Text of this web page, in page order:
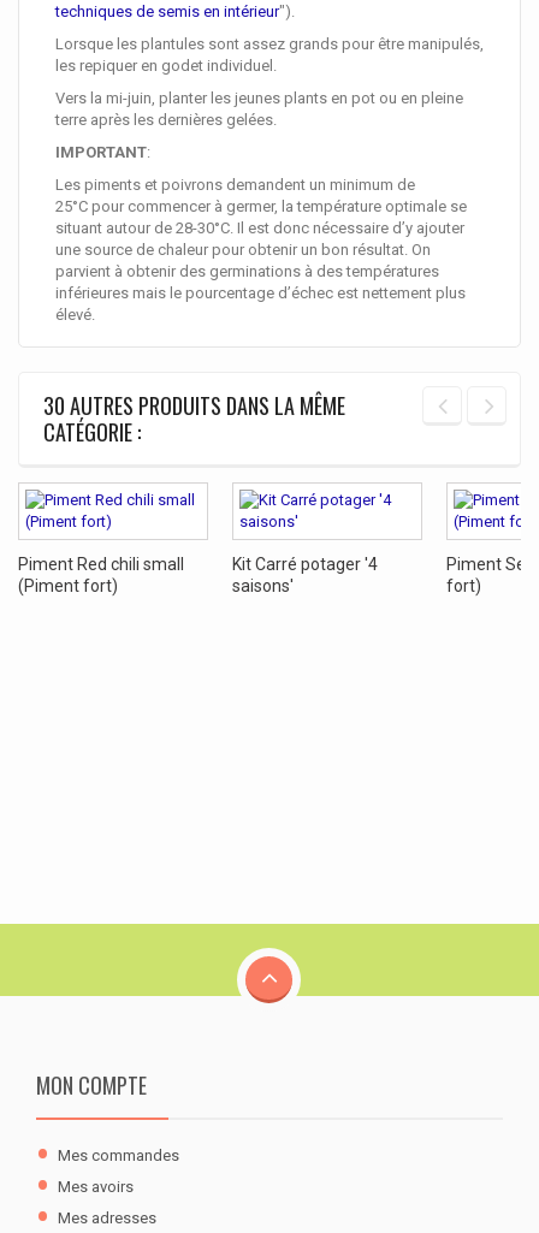
techniques de semis en intérieur").
Lorsque les plantules sont assez grands pour être manipulés,
les repiquer en godet individuel.
Vers la mi-juin, planter les jeunes plants en pot ou en pleine
terre après les dernières gelées.
IMPORTANT:
Les piments et poivrons demandent un minimum de
25°C pour commencer à germer, la température optimale se
situant autour de 28-30°C. Il est donc nécessaire d’y ajouter
une source de chaleur pour obtenir un bon résultat. On
parvient à obtenir des germinations à des températures
inférieures mais le pourcentage d’échec est nettement plus
élevé.
30 AUTRES PRODUITS DANS LA MÊME
CATÉGORIE :
Piment Red chili small
(Piment fort)
Kit Carré potager '4
saisons'
Piment
fort)
MON COMPTE
Mes commandes
Mes avoirs
Mes adresses